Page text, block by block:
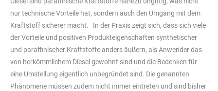
nur technische Vorteile hat, sondern auch den Umgang mit dem
Kraftstoff sicherer macht. In der Praxis zeigt sich, dass sich viele
der Vorteile und positiven Produkteigenschaften synthetischer
und paraffinischer Kraftstoffe anders äußern, als Anwender das
von herkömmlichem Diesel gewohnt sind und die Bedenken für
eine Umstellung eigentlich unbegründet sind. Die genannten
Phänomene müssen zudem nicht immer eintreten und sind bisher